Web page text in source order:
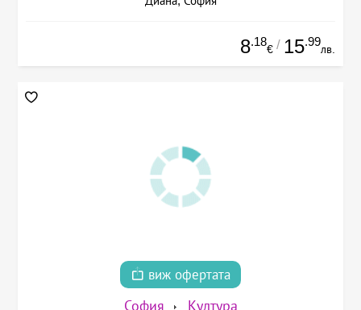
8.18
€ / 15.99
лв.
виж офертата
София Култура